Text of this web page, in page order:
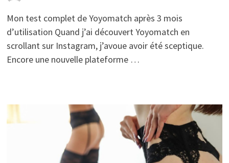
Mon test complet de Yoyomatch après 3 mois
d’utilisation Quand j’ai découvert Yoyomatch en
scrollant sur Instagram, j’avoue avoir été sceptique.
Encore une nouvelle plateforme …